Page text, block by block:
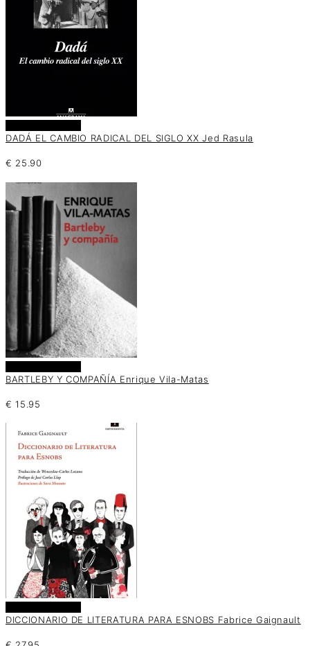
DADÁ EL CAMBIO RADICAL DEL SIGLO XX Jed Rasula
€ 25.90
BARTLEBY Y COMPAÑÍA Enrique Vila-Matas
€ 15.95
DICCIONARIO DE LITERATURA PARA ESNOBS Fabrice Gaignault